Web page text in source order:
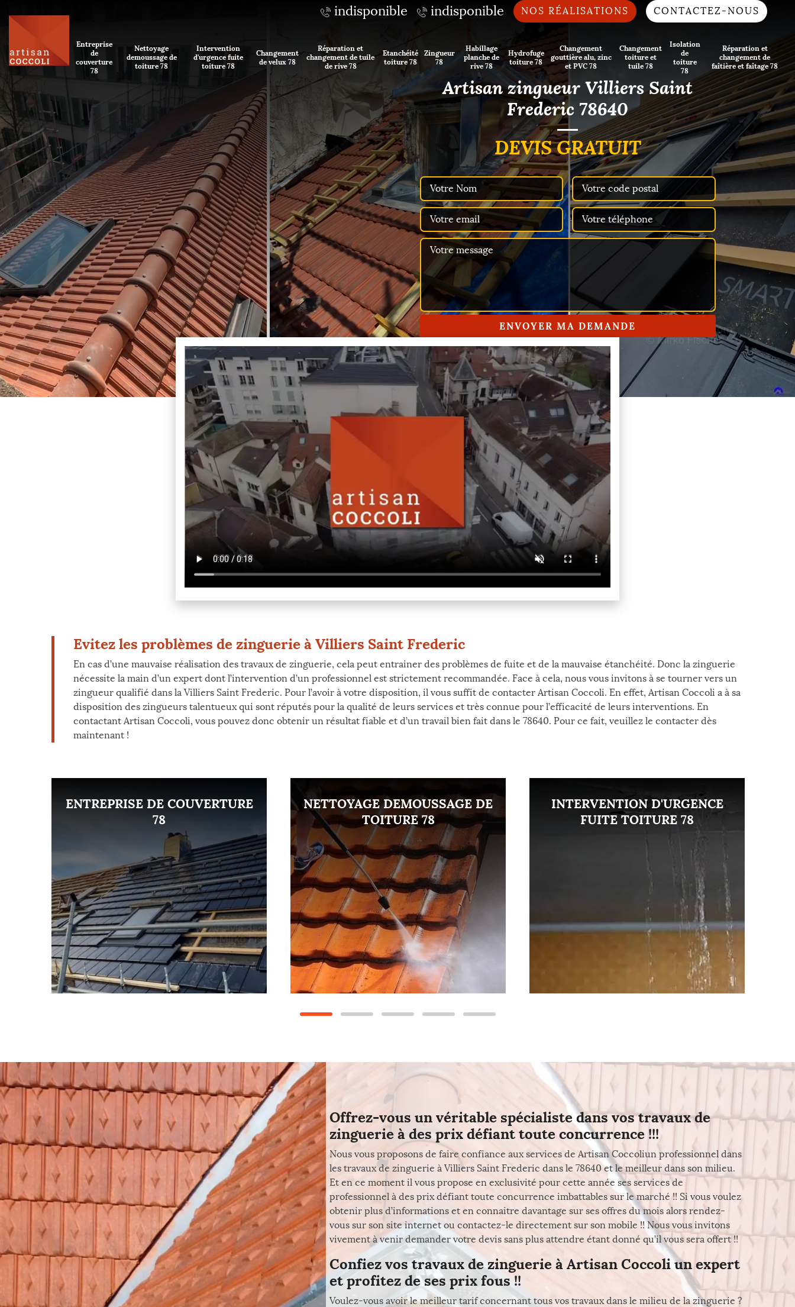
indisponible indisponible NOS RÉALISATIONS CONTACTEZ-NOUS
Entreprise
de
couverture
78
Nettoyage
demoussage de
toiture 78
Intervention
d'urgence fuite
toiture 78
Changement
de velux 78
Réparation et
changement de tuile
de rive 78
Etanchéité
toiture 78
Zingueur
78
Habillage
planche de
rive 78
Hydrofuge
toiture 78
Changement
gouttière alu, zinc
et PVC 78
Changement
toiture et
tuile 78
Isolation
de
toiture
78
Réparation et
changement de
faîtière et faîtage 78
Artisan zingueur Villiers Saint
Frederic 78640
DEVIS GRATUIT
Evitez les problèmes de zinguerie à Villiers Saint Frederic
En cas d’une mauvaise réalisation des travaux de zinguerie, cela peut entrainer des problèmes de fuite et de la mauvaise étanchéité. Donc la zinguerie
nécessite la main d’un expert dont l’intervention d’un professionnel est strictement recommandée. Face à cela, nous vous invitons à se tourner vers un
zingueur qualifié dans la Villiers Saint Frederic. Pour l’avoir à votre disposition, il vous suffit de contacter Artisan Coccoli. En effet, Artisan Coccoli a à sa
disposition des zingueurs talentueux qui sont réputés pour la qualité de leurs services et très connue pour l’efficacité de leurs interventions. En
contactant Artisan Coccoli, vous pouvez donc obtenir un résultat fiable et d’un travail bien fait dans le 78640. Pour ce fait, veuillez le contacter dès
maintenant !
ENTREPRISE DE COUVERTURE
78
NETTOYAGE DEMOUSSAGE DE
TOITURE 78
INTERVENTION D'URGENCE
FUITE TOITURE 78
Offrez-vous un véritable spécialiste dans vos travaux de
zinguerie à des prix défiant toute concurrence !!!
Nous vous proposons de faire confiance aux services de Artisan Coccoliun professionnel dans
les travaux de zinguerie à Villiers Saint Frederic dans le 78640 et le meilleur dans son milieu.
Et en ce moment il vous propose en exclusivité pour cette année ses services de
professionnel à des prix défiant toute concurrence imbattables sur le marché !! Si vous voulez
obtenir plus d’informations et en connaitre davantage sur ses offres du mois alors rendez-
vous sur son site internet ou contactez-le directement sur son mobile !! Nous vous invitons
vivement à venir demander votre devis sans plus attendre étant donné qu’il vous sera offert !!
Confiez vos travaux de zinguerie à Artisan Coccoli un expert
et profitez de ses prix fous !!
Voulez-vous avoir le meilleur tarif concernant tous vos travaux dans le milieu de la zinguerie ?